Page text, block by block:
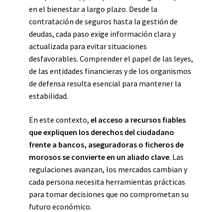
en el bienestar a largo plazo. Desde la
contratación de seguros hasta la gestión de
deudas, cada paso exige información clara y
actualizada para evitar situaciones
desfavorables. Comprender el papel de las leyes,
de las entidades financieras y de los organismos
de defensa resulta esencial para mantener la
estabilidad.
En este contexto, el acceso a recursos fiables
que expliquen los derechos del ciudadano
frente a bancos, aseguradoras o ficheros de
morosos se convierte en un aliado clave. Las
regulaciones avanzan, los mercados cambian y
cada persona necesita herramientas prácticas
para tomar decisiones que no comprometan su
futuro económico.